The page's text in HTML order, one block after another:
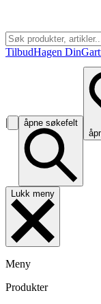
TilbudHagen Din
|
åpne søkefelt
Lukk meny
Meny
Produkter